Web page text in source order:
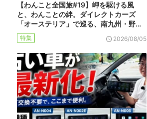
【わんこと全国旅#19】岬を駆ける風
と、わんことの絆。ダイレクトカーズ
「オーステリア」で巡る、南九州・野…
特集 2026/08/05